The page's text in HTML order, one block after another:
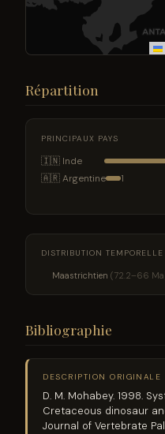
Répartition
PRINCIPAUX PAYS
🇮🇳 Inde
🇦🇷 Argentine 1
DISTRIBUTION TEMPORELLE
Maastrichtien (72.2–66
Bibliographie
DESCRIPTION ORIGINALE
D. M. Mohabey. 1998.
Cretaceous dinosaur
Journal of Vertebrate